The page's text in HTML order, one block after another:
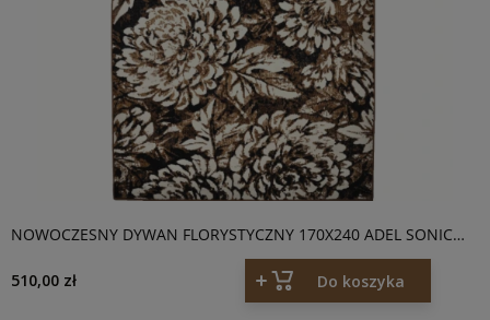
NOWOCZESNY DYWAN FLORYSTYCZNY 170X240 ADEL SONIC
510,00 zł
Do koszyka